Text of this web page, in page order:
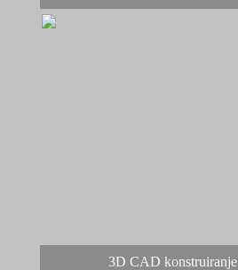
3D CAD konstruiranje